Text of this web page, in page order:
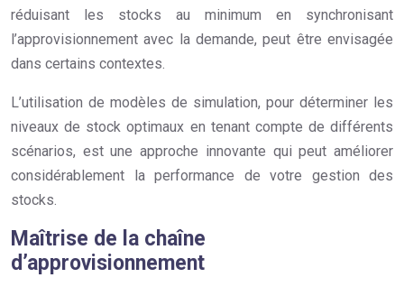
réduisant les stocks au minimum en synchronisant
l’approvisionnement avec la demande, peut être envisagée
dans certains contextes.
L’utilisation de modèles de simulation, pour déterminer les
niveaux de stock optimaux en tenant compte de différents
scénarios, est une approche innovante qui peut améliorer
considérablement la performance de votre gestion des
stocks.
Maîtrise de la chaîne
d’approvisionnement